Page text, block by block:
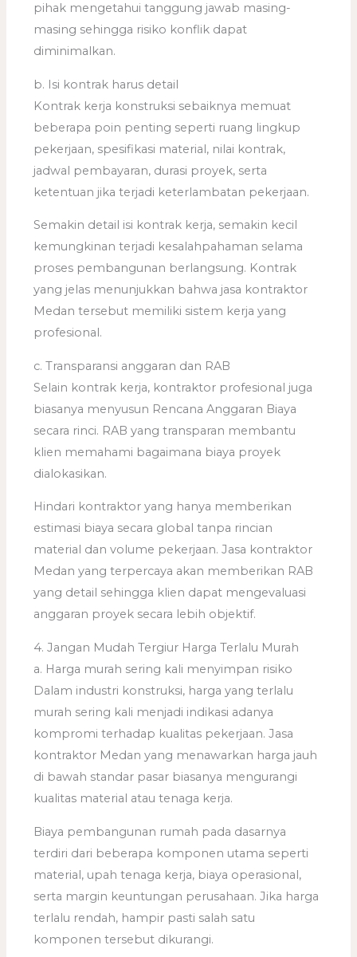
pihak mengetahui tanggung jawab masing-
masing sehingga risiko konflik dapat
diminimalkan.
b. Isi kontrak harus detail
Kontrak kerja konstruksi sebaiknya memuat
beberapa poin penting seperti ruang lingkup
pekerjaan, spesifikasi material, nilai kontrak,
jadwal pembayaran, durasi proyek, serta
ketentuan jika terjadi keterlambatan pekerjaan.
Semakin detail isi kontrak kerja, semakin kecil
kemungkinan terjadi kesalahpahaman selama
proses pembangunan berlangsung. Kontrak
yang jelas menunjukkan bahwa jasa kontraktor
Medan tersebut memiliki sistem kerja yang
profesional.
c. Transparansi anggaran dan RAB
Selain kontrak kerja, kontraktor profesional juga
biasanya menyusun Rencana Anggaran Biaya
secara rinci. RAB yang transparan membantu
klien memahami bagaimana biaya proyek
dialokasikan.
Hindari kontraktor yang hanya memberikan
estimasi biaya secara global tanpa rincian
material dan volume pekerjaan. Jasa kontraktor
Medan yang terpercaya akan memberikan RAB
yang detail sehingga klien dapat mengevaluasi
anggaran proyek secara lebih objektif.
4. Jangan Mudah Tergiur Harga Terlalu Murah
a. Harga murah sering kali menyimpan risiko
Dalam industri konstruksi, harga yang terlalu
murah sering kali menjadi indikasi adanya
kompromi terhadap kualitas pekerjaan. Jasa
kontraktor Medan yang menawarkan harga jauh
di bawah standar pasar biasanya mengurangi
kualitas material atau tenaga kerja.
Biaya pembangunan rumah pada dasarnya
terdiri dari beberapa komponen utama seperti
material, upah tenaga kerja, biaya operasional,
serta margin keuntungan perusahaan. Jika harga
terlalu rendah, hampir pasti salah satu
komponen tersebut dikurangi.